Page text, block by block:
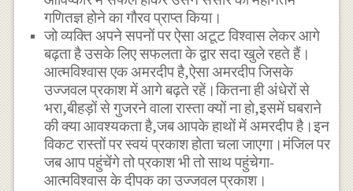
गणितज्ञ होने का गौरव प्राप्त किया।
जो व्यक्ति अपने सपनों पर ऐसा अटूट विश्वास लेकर आगे
बढ़ता है उसके लिए सफलता के द्वार सदा खुले रहते हैं।
आत्मविश्वास एक अमरदीप है,ऐसा अमरदीप जिसके
उज्जवल प्रकाश में आगे बढ़ते रहें।कितना ही अंधेरों से
भरा,बीहड़ों से गुजरने वाला रास्ता क्यों ना हो,इसमें घबराने
की क्या आवश्यकता है,जब आपके हाथों में अमरदीप है।इन
विकट रास्तों पर स्वयं प्रकाश होता चला जाएगा।मंजिल पर
जब आप पहुंचेंगे तो प्रकाश भी तो साथ पहुंचेगा-
आत्मविश्वास के दीपक का उज्जवल प्रकाश।